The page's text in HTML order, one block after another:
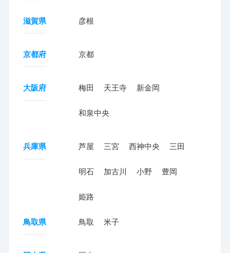
滋賀県 彦根
京都府 京都
大阪府 梅田 天王寺 新金岡
和泉中央
兵庫県 芦屋 三宮 西神中央 三田
明石 加古川 小野 豊岡
姫路
鳥取県 鳥取 米子